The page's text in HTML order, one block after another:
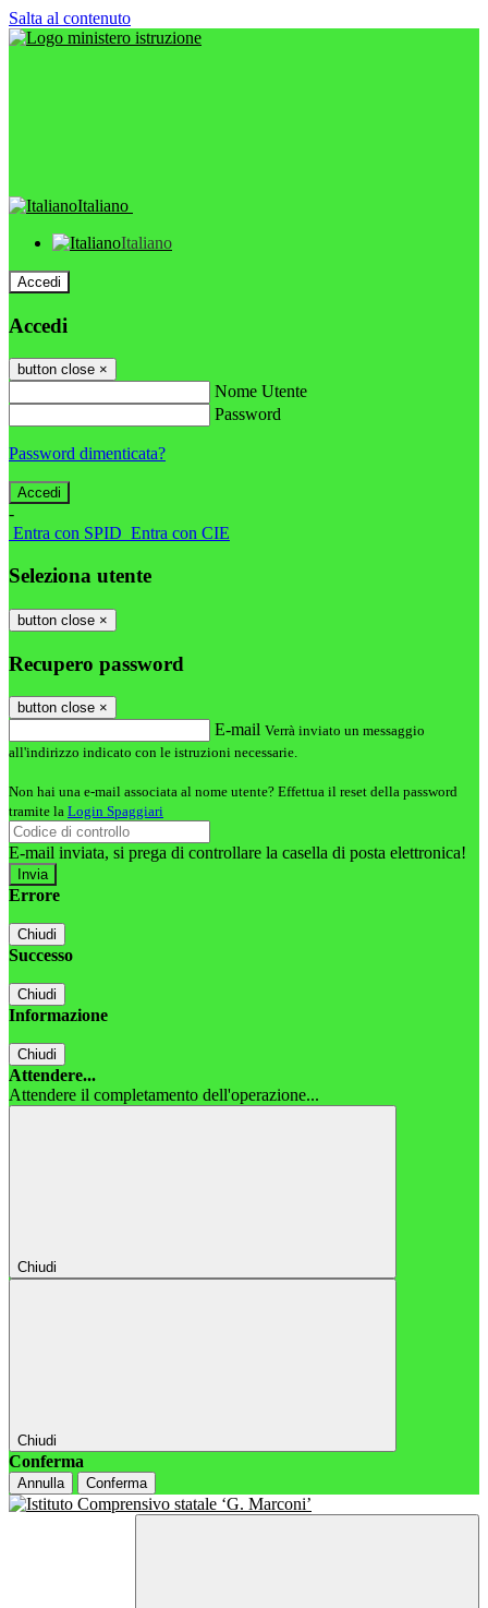
Salta al contenuto
Italiano
Italiano
Accedi
Accedi
button close ×
Nome Utente
Password
Password dimenticata?
-
Entra con SPID Entra con CIE
Seleziona utente
button close ×
Recupero password
button close ×
E-mail Verrà inviato un messaggio
all'indirizzo indicato con le istruzioni necessarie.
Non hai una e-mail associata al nome utente? Effettua il reset della password
tramite la Login Spaggiari
E-mail inviata, si prega di controllare la casella di posta elettronica!
Errore
Chiudi
Successo
Chiudi
Informazione
Chiudi
Attendere...
Attendere il completamento dell'operazione...
Chiudi
Chiudi
Conferma
Annulla Conferma